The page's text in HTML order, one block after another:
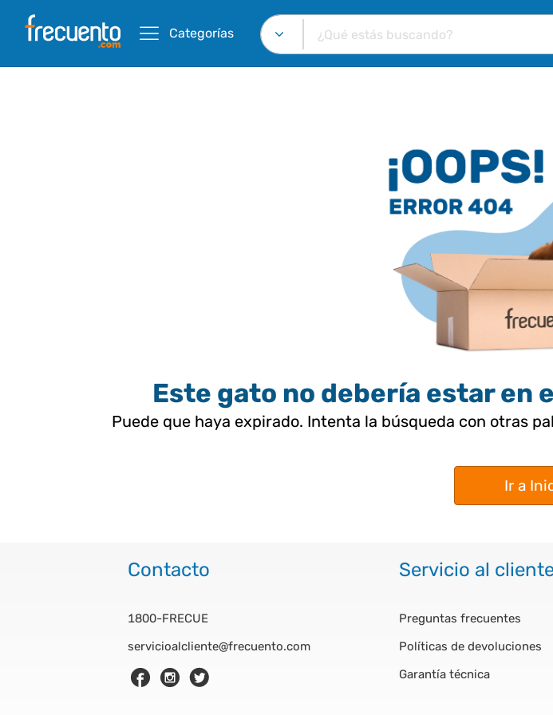
Categorías
Este gato no debería estar en
Puede que haya expirado. Intenta la búsqueda con otras
Ir a
Contacto
1800-FRECUE
servicioalcliente@frecuento.com
Servicio al
Preguntas frecuentes
Políticas de devoluciones
Garantía técnica